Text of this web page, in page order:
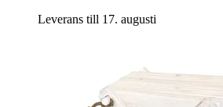
Leverans till 17. augusti